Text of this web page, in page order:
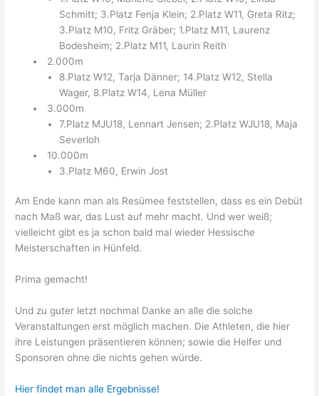
Schmitt; 3.Platz Fenja Klein; 2.Platz W11, Greta Ritz;
3.Platz M10, Fritz Gräber; 1.Platz M11, Laurenz
Bodesheim; 2.Platz M11, Laurin Reith
2.000m
8.Platz W12, Tarja Dänner; 14.Platz W12, Stella
Wager, 8.Platz W14, Lena Müller
3.000m
7.Platz MJU18, Lennart Jensen; 2.Platz WJU18, Maja
Severloh
10.000m
3.Platz M60, Erwin Jost
Am Ende kann man als Resümee feststellen, dass es ein Debüt
nach Maß war, das Lust auf mehr macht. Und wer weiß;
vielleicht gibt es ja schon bald mal wieder Hessische
Meisterschaften in Hünfeld.
Prima gemacht!
Und zu guter letzt nochmal Danke an alle die solche
Veranstaltungen erst möglich machen. Die Athleten, die hier
ihre Leistungen präsentieren können; sowie die Helfer und
Sponsoren ohne die nichts gehen würde.
Hier findet man alle Ergebnisse!